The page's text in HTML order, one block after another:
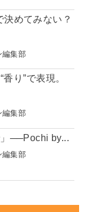
めてみない？
編集部
り”で表現。
編集部
」──Pochi by...
編集部